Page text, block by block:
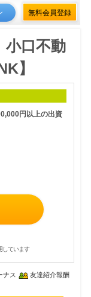
無料会員登録
小口不動
】
円以上の出資
しています
ナス 友達紹介報酬